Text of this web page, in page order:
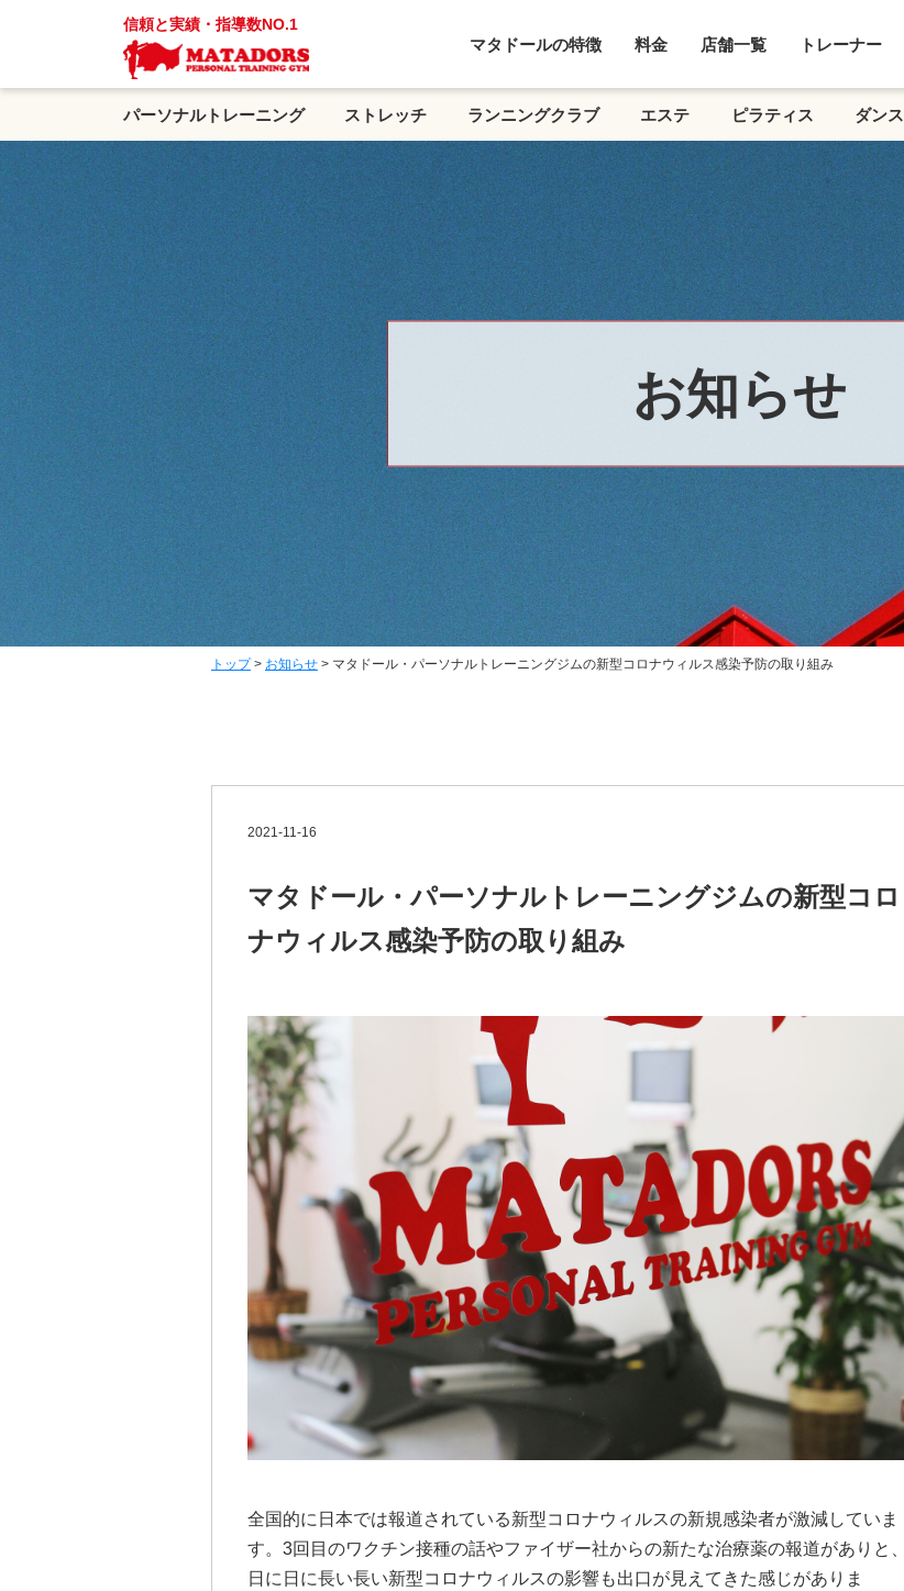
信頼と実績・指導数NO.1
マタドールの特徴 料金 店舗一覧 トレーナー
パーソナルトレーニング ストレッチ ランニングクラブ エステ ピラティス ダンス
お知らせ
トップ> お知らせ > マタドール・パーソナルトレーニングジムの新型コロナウィルス感染予防の取り組み
2021-11-16
マタドール・パーソナルトレーニングジムの新型コロ
ナウィルス感染予防の取り組み
全国的に日本では報道されている新型コロナウィルスの新規感染者が激減していま
す。3回目のワクチン接種の話やファイザー社からの新たな治療薬の報道がありと、
日に日に長い長い新型コロナウィルスの影響も出口が見えてきた感じがありま